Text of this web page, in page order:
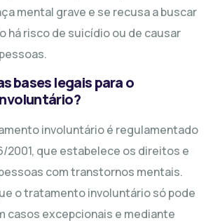
mental grave e se recusa a buscar
há risco de suicídio ou de causar
bases legais para o
involuntário é regulamentado
2001, que estabelece os direitos e
com transtornos mentais.
o tratamento involuntário só pode
casos excepcionais e mediante